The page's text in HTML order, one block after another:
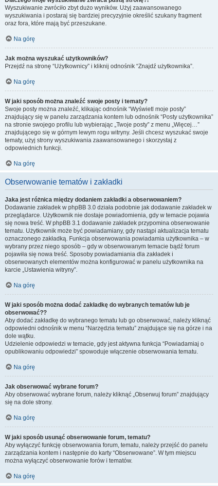
Wyszukiwanie zwróciło zbyt dużo wyników. Użyj zaawansowanego
wyszukiwania i postaraj się bardziej precyzyjnie określić szukany fragment
oraz fora, które mają być przeszukane.
Na górę
Jak można wyszukać użytkowników?
Przejdź na stronę “Użytkownicy” i kliknij odnośnik “Znajdź użytkownika”.
Na górę
W jaki sposób można znaleźć swoje posty i tematy?
Swoje posty można znaleźć, klikając odnośnik “Wyświetl moje posty”
znajdujący się w panelu zarządzania kontem lub odnośnik “Posty użytkownika”
na stronie swojego profilu lub wybierając „Twoje posty” z menu „Więcej…”
znajdującego się w górnym lewym rogu witryny. Jeśli chcesz wyszukać swoje
tematy, użyj strony wyszukiwania zaawansowanego i skorzystaj z
odpowiednich funkcji.
Na górę
Obserwowanie tematów i zakładki
Jaka jest różnica między dodaniem zakładki a obserwowaniem?
Dodawanie zakładek w phpBB 3.0 działa podobnie jak dodawanie zakładek w
przeglądarce. Użytkownik nie dostaje powiadomienia, gdy w temacie pojawia
się nowa treść. W phpBB 3.1 dodawanie zakładek przypomina obserwowanie
tematu. Użytkownik może być powiadamiany, gdy nastąpi aktualizacja tematu
oznaczonego zakładką. Funkcja obserwowania powiadamia użytkownika – w
wybrany przez niego sposób – gdy w obserwowanym temacie bądź forum
pojawiła się nowa treść. Sposoby powiadamiania dla zakładek i
obserwowanych elementów można konfigurować w panelu użytkownika na
karcie „Ustawienia witryny”.
Na górę
W jaki sposób można dodać zakładkę do wybranych tematów lub je
obserwować??
Aby dodać zakładkę do wybranego tematu lub go obserwować, należy kliknąć
odpowiedni odnośnik w menu “Narzędzia tematu” znajdujące się na górze i na
dole wątku.
Udzielenie odpowiedzi w temacie, gdy jest aktywna funkcja “Powiadamiaj o
opublikowaniu odpowiedzi” spowoduje włączenie obserwowania tematu.
Na górę
Jak obserwować wybrane forum?
Aby obserwować wybrane forum, należy kliknąć „Obserwuj forum” znajdujący
się na dole strony.
Na górę
W jaki sposób usunąć obserwowanie forum, tematu?
Aby wyłączyć funkcję obserwowania forum, tematu, należy przejść do panelu
zarządzania kontem i następnie do karty “Obserwowane”. W tym miejscu
można wyłączyć obserwowanie forów i tematów.
Na górę